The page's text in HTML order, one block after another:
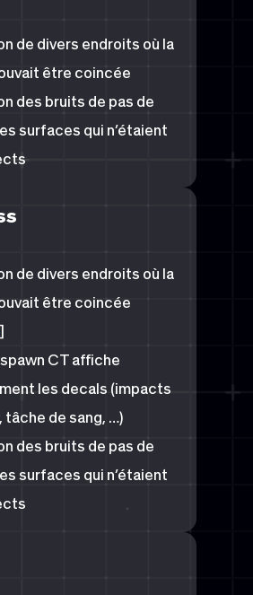
de divers endroits où la
être coincée
des bruits de pas de
surfaces qui n’étaient
de divers endroits où la
être coincée
CT affiche
les decals (impacts
tâche de sang, …)
des bruits de pas de
surfaces qui n’étaient